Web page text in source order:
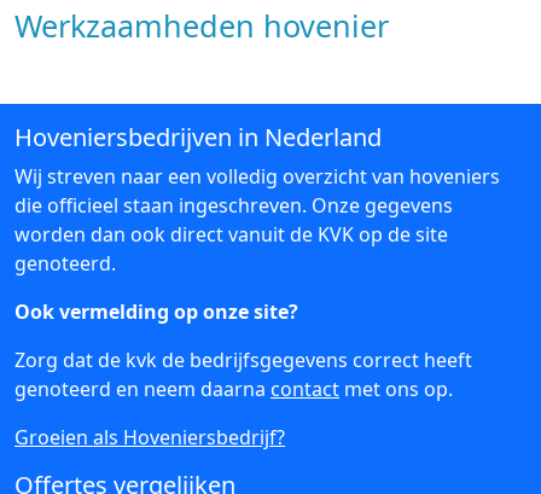
Werkzaamheden hovenier
Hoveniersbedrijven in Nederland
Wij streven naar een volledig overzicht van hoveniers
die officieel staan ingeschreven. Onze gegevens
worden dan ook direct vanuit de KVK op de site
genoteerd.
Ook vermelding op onze site?
Zorg dat de kvk de bedrijfsgegevens correct heeft
genoteerd en neem daarna contact met ons op.
Groeien als Hoveniersbedrijf?
Offertes vergelijken